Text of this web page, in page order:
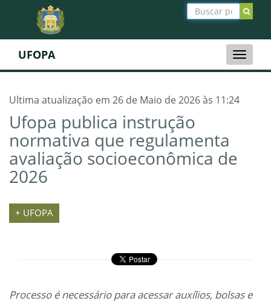
Toggle
UFOPA
Ultima atualização em 26 de Maio de 2026 às 11:24
Ufopa publica instrução
normativa que regulamenta
avaliação socioeconômica de
2026
+ UFOPA
Processo é necessário para acessar auxílios, bolsas e